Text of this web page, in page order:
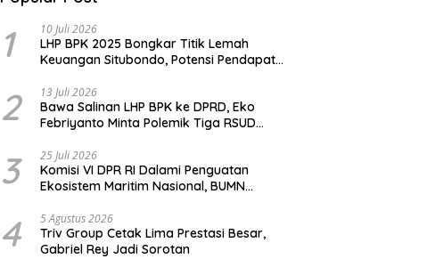
1 10 Juli 2026
LHP BPK 2025 Bongkar Titik Lemah
Keuangan Situbondo, Potensi Pendapatan
2 13 Juli 2026
Bawa Salinan LHP BPK ke DPRD, Eko
Febriyanto Minta Polemik Tiga RSUD
Opini
3 25 Juli 2026
Komisi VI DPR RI Dalami Penguatan
Ekosistem Maritim Nasional, BUMN
Surabaya
4 5 Agustus 2026
Triv Group Cetak Lima Prestasi Besar,
Gabriel Rey Jadi Sorotan